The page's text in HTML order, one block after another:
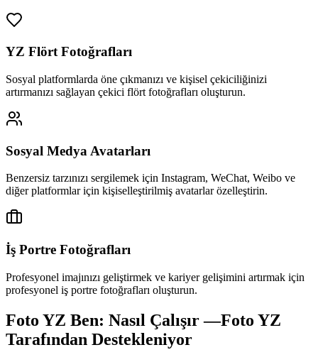
YZ Flört Fotoğrafları
Sosyal platformlarda öne çıkmanızı ve kişisel çekiciliğinizi
artırmanızı sağlayan çekici flört fotoğrafları oluşturun.
Sosyal Medya Avatarları
Benzersiz tarzınızı sergilemek için Instagram, WeChat, Weibo ve
diğer platformlar için kişiselleştirilmiş avatarlar özelleştirin.
İş Portre Fotoğrafları
Profesyonel imajınızı geliştirmek ve kariyer gelişimini artırmak için
profesyonel iş portre fotoğrafları oluşturun.
Foto YZ Ben: Nasıl Çalışır—Foto YZ
Tarafından Destekleniyor